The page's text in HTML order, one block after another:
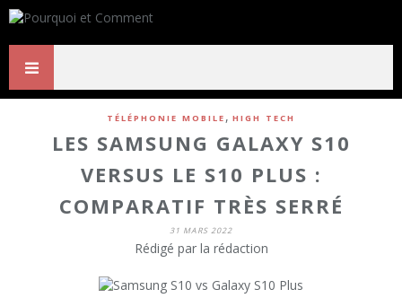
TÉLÉPHONIE MOBILE , HIGH TECH
LES SAMSUNG GALAXY S10
VERSUS LE S10 PLUS :
COMPARATIF TRÈS SERRÉ
31 MARS 2022
Rédigé par la rédaction